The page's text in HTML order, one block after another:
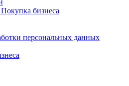
бизнеса
персональных данных